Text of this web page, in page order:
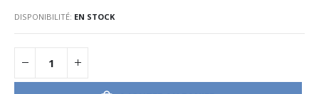
DISPONIBILITÉ: EN STOCK